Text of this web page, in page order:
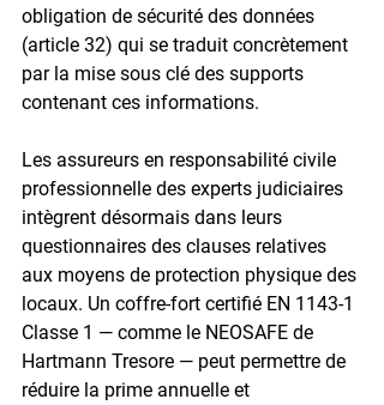
obligation de sécurité des données
(article 32) qui se traduit concrètement
par la mise sous clé des supports
contenant ces informations.
Les assureurs en responsabilité civile
professionnelle des experts judiciaires
intègrent désormais dans leurs
questionnaires des clauses relatives
aux moyens de protection physique des
locaux. Un coffre-fort certifié EN 1143-1
Classe 1 — comme le NEOSAFE de
Hartmann Tresore — peut permettre de
réduire la prime annuelle et